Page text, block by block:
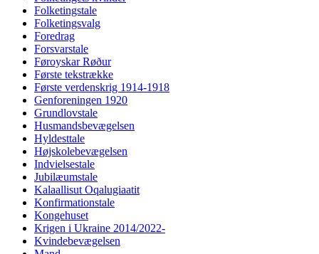
Folketingstale
Folketingsvalg
Foredrag
Forsvarstale
Føroyskar Røður
Første tekstrække
Første verdenskrig 1914-1918
Genforeningen 1920
Grundlovstale
Husmandsbevægelsen
Hyldesttale
Højskolebevægelsen
Indvielsestale
Jubilæumstale
Kalaallisut Oqalugiaatit
Konfirmationstale
Kongehuset
Krigen i Ukraine 2014/2022-
Kvindebevægelsen